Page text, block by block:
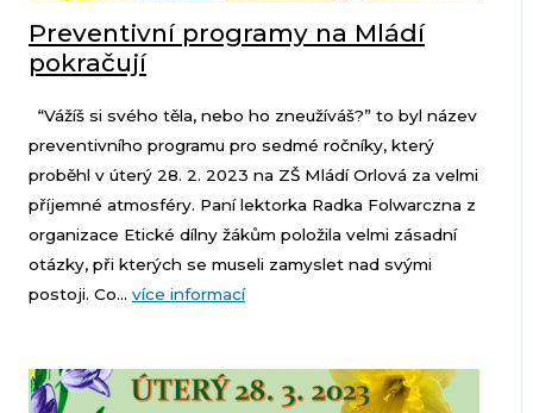
Preventivní programy na Mládí
pokračují
“Vážíš si svého těla, nebo ho zneužíváš?” to byl název
preventivního programu pro sedmé ročníky, který
proběhl v úterý 28. 2. 2023 na ZŠ Mládí Orlová za velmi
příjemné atmosféry. Paní lektorka Radka Folwarczna z
organizace Etické dílny žákům položila velmi zásadní
otázky, při kterých se museli zamyslet nad svými
postoji. Co... více informací